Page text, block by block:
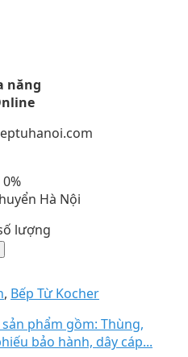
năng
Hà Nội
lượng
, Bếp Từ Kocher
sản phẩm gồm: Thùng,
bảo hành, dây cáp...